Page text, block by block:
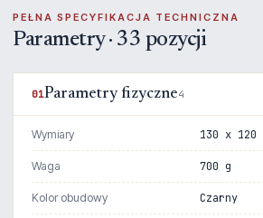
PEŁNA SPECYFIKACJA TECHNICZNA
Parametry · 33 pozycji
01Parametry fizyczne4
Wymiary 130 x 120
Waga 700 g
Kolor obudowy Czarny